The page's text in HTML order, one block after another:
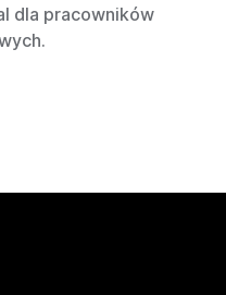
dla pracowników